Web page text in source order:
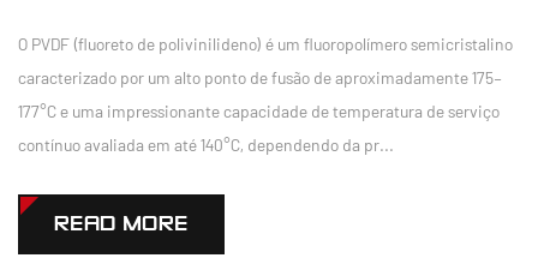
O PVDF (fluoreto de polivinilideno) é um fluoropolímero semicristalino
caracterizado por um alto ponto de fusão de aproximadamente 175–
177°C e uma impressionante capacidade de temperatura de serviço
contínuo avaliada em até 140°C, dependendo da pr...
READ MORE